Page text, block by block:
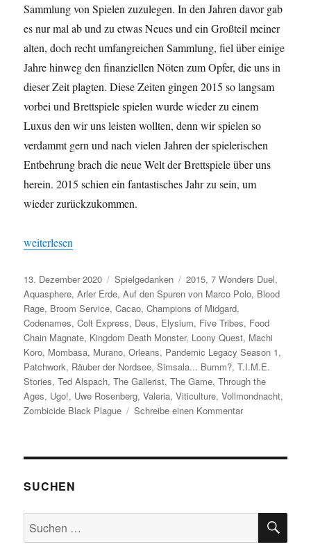
Sammlung von Spielen zuzulegen. In den Jahren davor gab
es nur mal ab und zu etwas Neues und ein Großteil meiner
alten, doch recht umfangreichen Sammlung, fiel über einige
Jahre hinweg den finanziellen Nöten zum Opfer, die uns in
dieser Zeit plagten. Diese Zeiten gingen 2015 so langsam
vorbei und Brettspiele spielen wurde wieder zu einem
Luxus den wir uns leisten wollten, denn wir spielen so
verdammt gern und nach vielen Jahren der spielerischen
Entbehrung brach die neue Welt der Brettspiele über uns
herein. 2015 schien ein fantastisches Jahr zu sein, um
wieder zurückzukommen.
„Spielejahrgang 2015 – Ein Füllhorn guter Spiele?“
weiterlesen
Veröffentlicht
am
13. Dezember 2020 Kategorien
Spielgedanken Schlagwörter
2015,7 Wonders Duel,
Aquasphere,Arler Erde,Auf den Spuren von Marco Polo, Blood
Rage, Broom Service,Cacao,Champions of Midgard,
Codenames,Colt Express, Deus, Elysium, Five Tribes, Food
Chain Magnate, Kingdom Death Monster, Loony Quest, Machi
Koro, Mombasa, Murano,Orleans, Pandemic Legacy Season 1,
Patchwork, Räuber der Nordsee,Simsala... Bumm?,T.I.M.E.
Stories,Ted Alspach,The Gallerist,The Game,Through the
Ages, Ugo!, Uwe Rosenberg,Valeria,Viticulture,Vollmondnacht,
Zombicide Black Plague
Schreibe einen Kommentarzu
Spiele?
SUCHEN
Suchen
nach: